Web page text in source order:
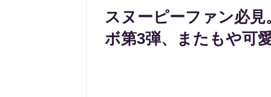
スヌーピーファン必
ボ第3弾、またもや